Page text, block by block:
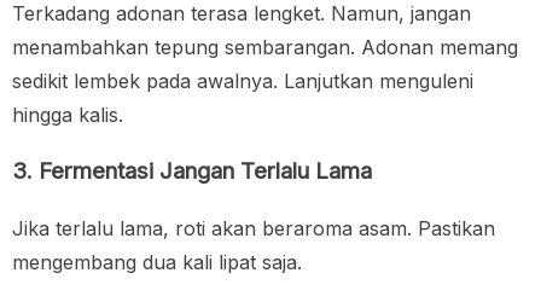
Terkadang adonan terasa lengket. Namun, jangan
menambahkan tepung sembarangan. Adonan memang
sedikit lembek pada awalnya. Lanjutkan menguleni
hingga kalis.
3. Fermentasi Jangan Terlalu Lama
Jika terlalu lama, roti akan beraroma asam. Pastikan
mengembang dua kali lipat saja.